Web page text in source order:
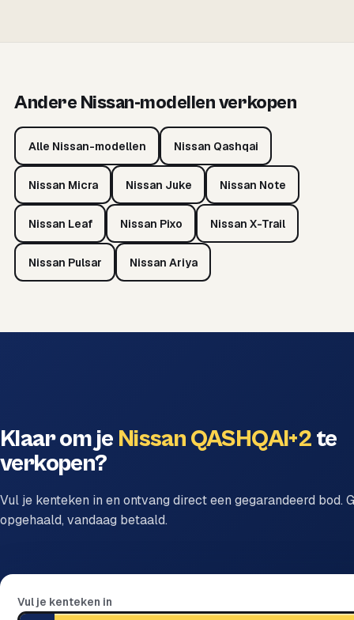
Andere Nissan-modellen verkopen
Alle Nissan-modellen Nissan Qashqai
Nissan Micra Nissan Juke Nissan Note
Nissan Leaf Nissan Pixo Nissan X-Trail
Nissan Pulsar Nissan Ariya
Klaar om je Nissan QASHQAI+2 te
verkopen?
Vul je kenteken in en ontvang direct een gegarandeerd bod.
opgehaald, vandaag betaald.
Vul je kenteken in